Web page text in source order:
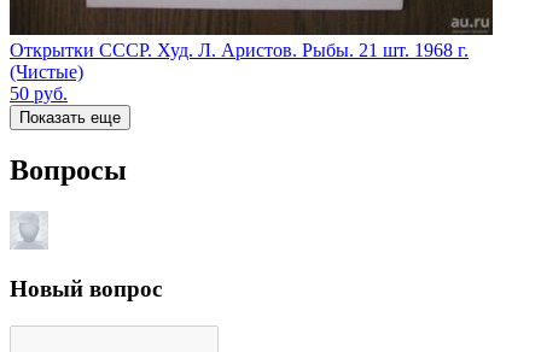
Открытки СССР. Худ. Л. Аристов. Рыбы. 21 шт. 1968 г.
(Чистые)
50 руб.
Показать еще
Вопросы
Новый вопрос